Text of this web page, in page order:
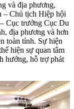
và địa phương,
– Chủ tịch Hiệp hội
Cục trưởng Cục Du
địa phương và hơn
toàn tỉnh. Sự hiện
hiện sự quan tâm
hướng, hỗ trợ phát